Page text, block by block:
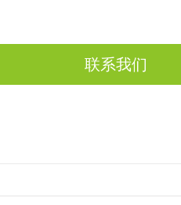
联系我们